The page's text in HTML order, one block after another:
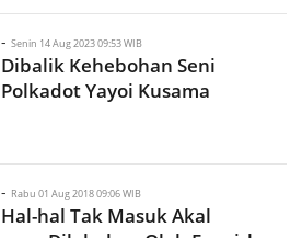
- Senin 14 Aug 2023 09:53 WIB
Dibalik Kehebohan Seni
Polkadot Yayoi Kusama
- Rabu 01 Aug 2018 09:06 WIB
Hal-hal Tak Masuk Akal